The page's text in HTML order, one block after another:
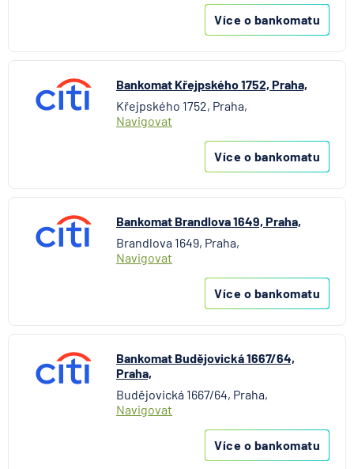
Více o bankomatu
Bankomat Křejpského 1752, Praha,
Křejpského 1752, Praha,
Navigovat
Více o bankomatu
Bankomat Brandlova 1649, Praha,
Brandlova 1649, Praha,
Navigovat
Více o bankomatu
Bankomat Budějovická 1667/64,
Praha,
Budějovická 1667/64, Praha,
Navigovat
Více o bankomatu